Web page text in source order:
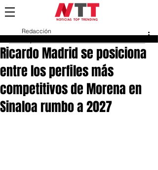
Ricardo Madrid se posiciona
entre los perfiles más
competitivos de Morena en
Sinaloa rumbo a 2027
Redacción